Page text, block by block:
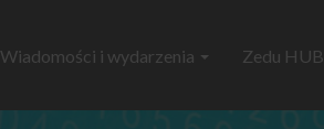
Wiadomości i wydarzenia Zedu HUB